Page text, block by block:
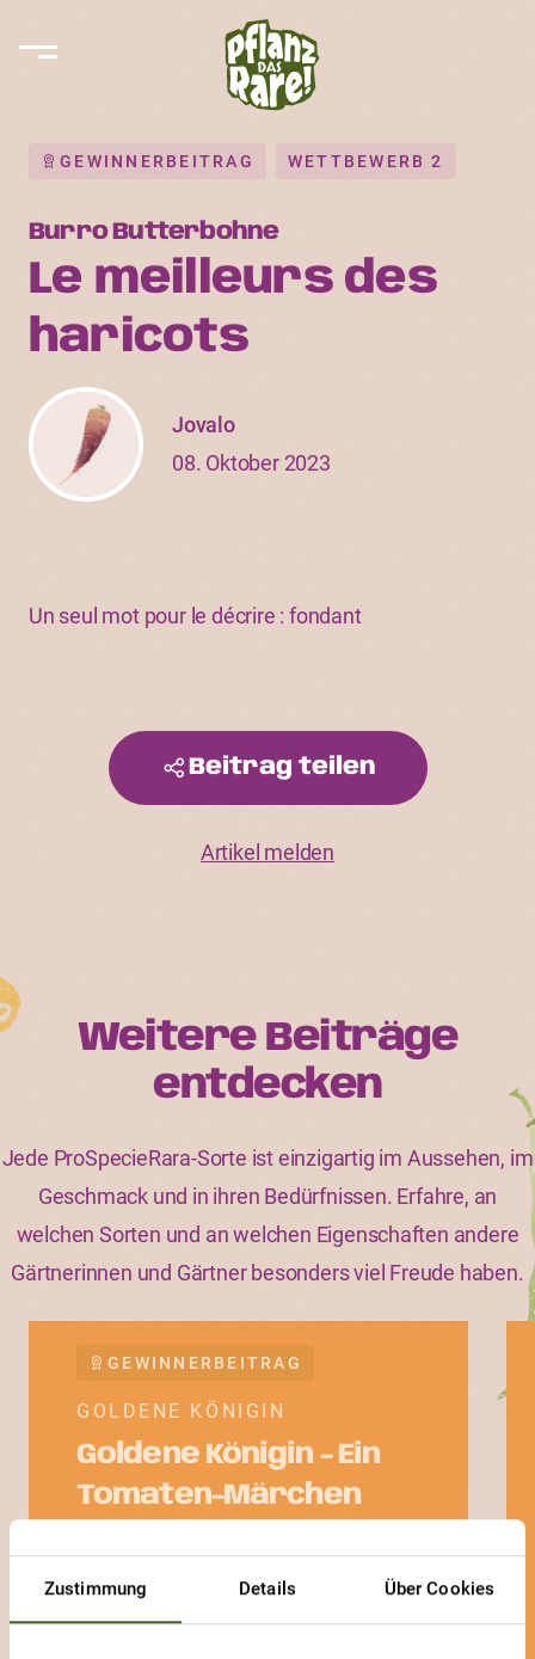
Zustimmung Details Über Cookies
GEWINNERBEITRAG WETTBEWERB 2
Burro Butterbohne
Le meilleurs des
haricots
Jovalo
08. Oktober 2023
Un seul mot pour le décrire : fondant
Beitrag teilen
Artikel melden
Weitere Beiträge
entdecken
Jede ProSpecieRara-Sorte ist einzigartig im Aussehen, im
Geschmack und in ihren Bedürfnissen. Erfahre, an
welchen Sorten und an welchen Eigenschaften andere
Gärtnerinnen und Gärtner besonders viel Freude haben.
GEWINNERBEITRAG
GOLDENE KÖNIGIN
Goldene Königin - Ein
Tomaten-Märchen